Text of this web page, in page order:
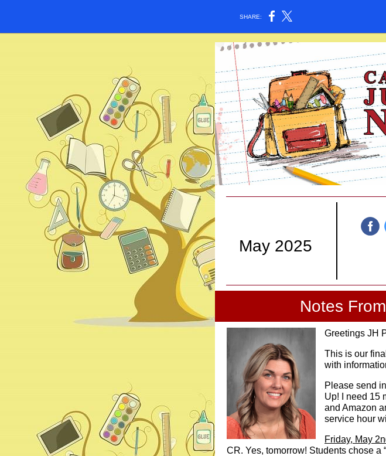
SHARE:
May 2025
Notes
Greetings JH
This is our
with
Please send
Up! I need 15
and Amazon
service hour
Friday, May
CR. Yes, tomorrow! Students chose a